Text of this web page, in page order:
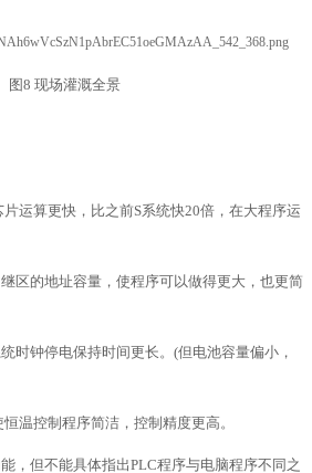
图8 现场灌溉全景
运算更快，比之前S系统快20倍，在大程序运
区的地址容量，使程序可以做得更大，也更简
时钟停电保持时间更长。(但电池容量偏小，
温控制程序简洁，控制精度更高。
，但不能具体指出PLC程序与电脑程序不同之